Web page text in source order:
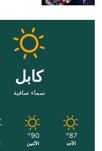
کابل
سماء صافية
87
℉
الأحد
90
℉
الأثنين